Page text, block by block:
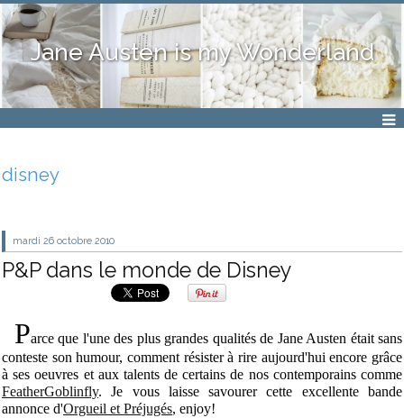
Jane Austen is my Wonderland
disney
mardi 26 octobre 2010
P&P dans le monde de Disney
Parce que l'une des plus grandes qualités de Jane Austen était sans
conteste son humour, comment résister à rire aujourd'hui encore grâce
à ses oeuvres et aux talents de certains de nos contemporains comme
FeatherGoblinfly. Je vous laisse savourer cette excellente bande
annonce d'Orgueil et Préjugés, enjoy!